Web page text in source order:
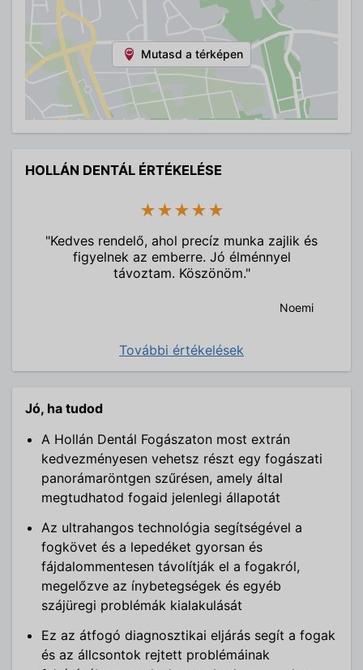
Mutasd a térképen
HOLLÁN DENTÁL ÉRTÉKELÉSE
★★★★★
"Kedves rendelő, ahol precíz munka zajlik és
figyelnek az emberre. Jó élménnyel
távoztam. Köszönöm."
Noemi
További értékelések
Jó, ha tudod
A Hollán Dentál Fogászaton most extrán
kedvezményesen vehetsz részt egy fogászati
panorámaröntgen szűrésen, amely által
megtudhatod fogaid jelenlegi állapotát
Az ultrahangos technológia segítségével a
fogkövet és a lepedéket gyorsan és
fájdalommentesen távolítják el a fogakról,
megelőzve az ínybetegségek és egyéb
szájüregi problémák kialakulását
Ez az átfogó diagnosztikai eljárás segít a fogak
és az állcsontok rejtett problémáinak